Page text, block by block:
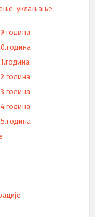
уклањање